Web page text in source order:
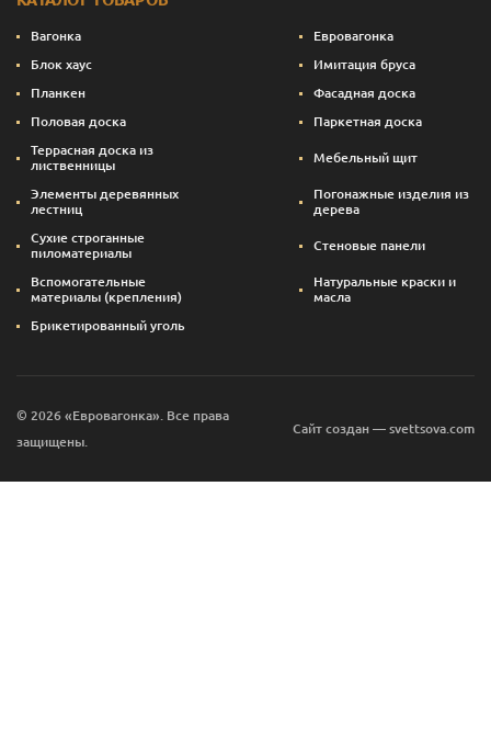
Вагонка
Евровагонка
Блок хаус
Имитация бруса
Планкен
Фасадная доска
Половая доска
Паркетная доска
Террасная доска из
лиственницы
Мебельный щит
Элементы деревянных
лестниц
Погонажные изделия из
дерева
Сухие строганные
пиломатериалы
Стеновые панели
Вспомогательные
материалы (крепления)
Натуральные краски и
масла
Брикетированный уголь
© 2026 «Евровагонка». Все права
защищены.
Сайт создан — svettsova.com